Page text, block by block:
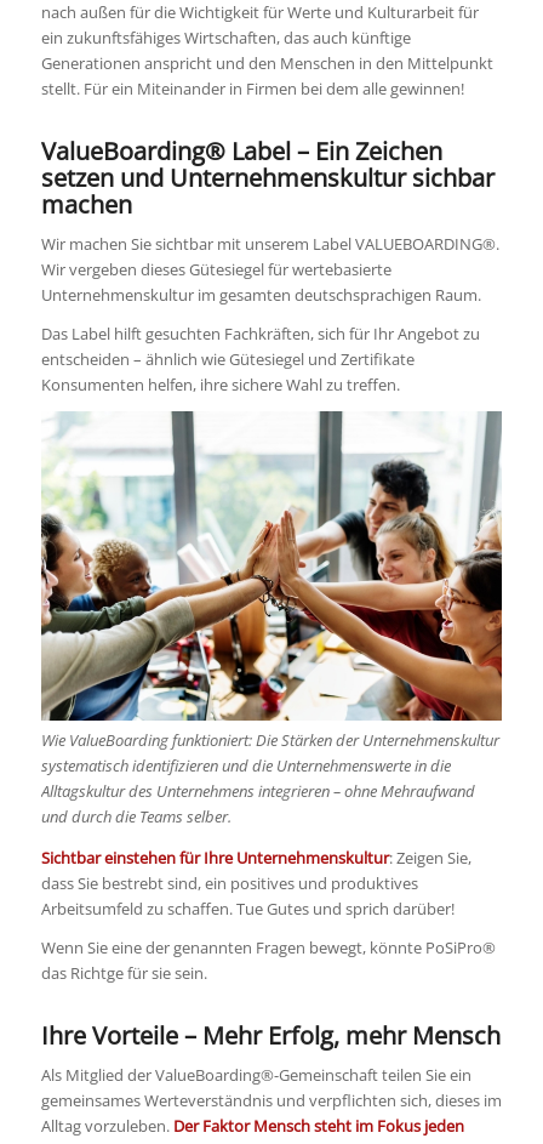
nach außen für die Wichtigkeit für Werte und Kulturarbeit für
ein zukunftsfähiges Wirtschaften, das auch künftige
Generationen anspricht und den Menschen in den Mittelpunkt
stellt. Für ein Miteinander in Firmen bei dem alle gewinnen!
ValueBoarding® Label – Ein Zeichen
setzen und Unternehmenskultur sichbar
machen
Wir machen Sie sichtbar mit unserem Label VALUEBOARDING®.
Wir vergeben dieses Gütesiegel für wertebasierte
Unternehmenskultur im gesamten deutschsprachigen Raum.
Das Label hilft gesuchten Fachkräften, sich für Ihr Angebot zu
entscheiden – ähnlich wie Gütesiegel und Zertifikate
Konsumenten helfen, ihre sichere Wahl zu treffen.
Wie ValueBoarding funktioniert: Die Stärken der Unternehmenskultur
systematisch identifizieren und die Unternehmenswerte in die
Alltagskultur des Unternehmens integrieren – ohne Mehraufwand
und durch die Teams selber.
Sichtbar einstehen für Ihre Unternehmenskultur: Zeigen Sie,
dass Sie bestrebt sind, ein positives und produktives
Arbeitsumfeld zu schaffen. Tue Gutes und sprich darüber!
Wenn Sie eine der genannten Fragen bewegt, könnte PoSiPro®
das Richtge für sie sein.
Ihre Vorteile – Mehr Erfolg, mehr Mensch
Als Mitglied der ValueBoarding®-Gemeinschaft teilen Sie ein
gemeinsames Werteverständnis und verpflichten sich, dieses im
Alltag vorzuleben. Der Faktor Mensch steht im Fokus jeden